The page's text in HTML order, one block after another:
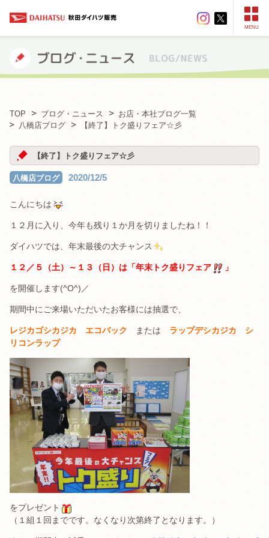
MENU
TOP ブログ・ニュース
お店・本社ブログ一覧
八橋店ブログ
【終了】トク盛りフェア☆彡
【終了】トク盛りフェア☆彡
八橋店ブログ 2020/12/5
こんにちは
１２月に入り、今年も残り１か月を切りましたね！！
ダイハツでは、年末最後の大チャンス
１２／５（土）～１３（日）は「年末トク盛りフェア 」
を開催します(^O^)／
期間中にご来場いただいたお客様には抽選で、
レジカゴシカジカ エコバック または ラップデシカジカ シ
リコンラップ
をプレゼント
（１組１回までです。なくなり次第終了となります。）